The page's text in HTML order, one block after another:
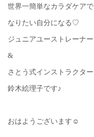
世界一簡単なカラダケアで
なりたい自分になる♡
ジュニアユーストレーナー
&
さとう式インストラクター
鈴木絵理子です♪
おはようございます☺︎